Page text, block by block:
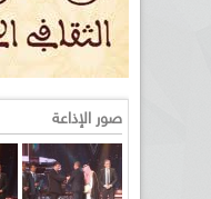
صور الإذاعة